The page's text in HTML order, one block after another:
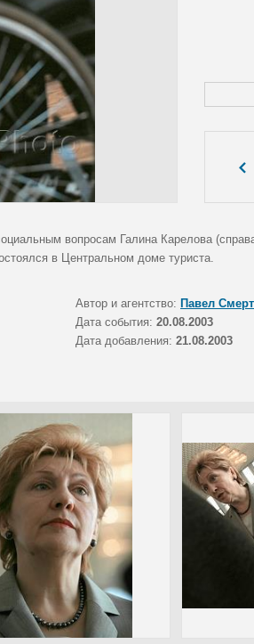
вопросам Галина Карелова
в Центральном доме туриста.
Автор и агентство: Павел
Дата события: 20.08.2003
Дата добавления: 21.08.2003